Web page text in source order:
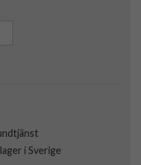
i Sverige